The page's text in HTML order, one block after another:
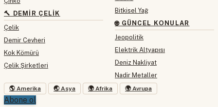
🔨 DEMIR ÇELIK
Çelik
Demir Cevheri
Kok Kömürü
Çelik Şirketleri
Bitkisel Yağ
🌐 GÜNCEL KONULAR
Jeopolitik
Elektrik Altyapısı
Deniz Nakliyat
Nadir Metaller
🌎 Amerika 🌏 Asya 🌍 Afrika 🌍 Avrupa
Abone ol